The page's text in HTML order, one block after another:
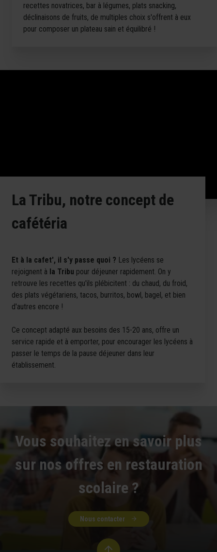
recettes novatrices, bar à légumes, plats snacking,
déclinaisons de fruits, de multiples choix s'offrent à eux
pour composer un plateau sain et équilibré !
La Tribu, notre concept de
cafétéria
Et à la cafet', il s'y passe quoi ? Les lycéens se
rejoignent à la Tribu pour déjeuner rapidement. On y
retrouve les recettes qu'ils plébicitent : du chaud, du froid,
des plats végétariens, tacos, burritos, bowl, bagel, et bien
d'autres encore !
Ce concept adapté aux besoins des 15-20 ans, offre un
service rapide et à emporter, pour encourager les lycéens à
passer le temps de la pause déjeuner dans leur
établissement.
Vous souhaitez en savoir plus
sur nos offres en restauration
scolaire ?
Nous contacter